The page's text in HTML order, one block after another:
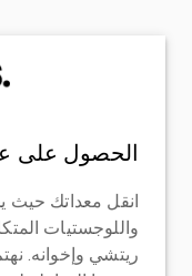
الحصول على
انقل معداتك
واللوجستيات
ريتشي وإخوانه.